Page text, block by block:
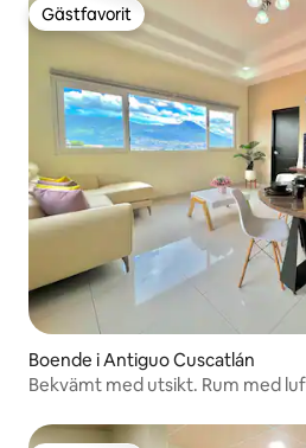
Gästfavorit
Gästfavorit
Boende i Antiguo Cuscatlán
Bekvämt med utsikt. Rum med